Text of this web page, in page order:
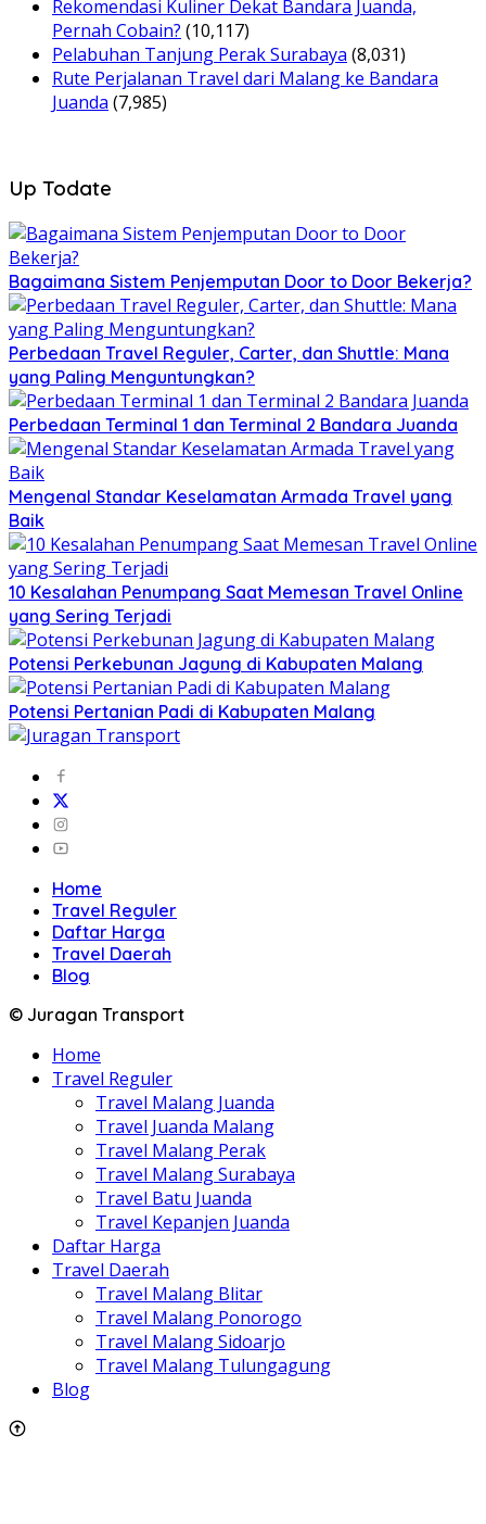
Rekomendasi Kuliner Dekat Bandara Juanda,
Pernah Cobain? (10,117)
Pelabuhan Tanjung Perak Surabaya (8,031)
Rute Perjalanan Travel dari Malang ke Bandara
Juanda (7,985)
Up Todate
Bagaimana Sistem Penjemputan Door to Door Bekerja?
Perbedaan Travel Reguler, Carter, dan Shuttle: Mana
yang Paling Menguntungkan?
Perbedaan Terminal 1 dan Terminal 2 Bandara Juanda
Mengenal Standar Keselamatan Armada Travel yang
Baik
10 Kesalahan Penumpang Saat Memesan Travel Online
yang Sering Terjadi
Potensi Perkebunan Jagung di Kabupaten Malang
Potensi Pertanian Padi di Kabupaten Malang
Home
Travel Reguler
Daftar Harga
Travel Daerah
Blog
© Juragan Transport
Home
Travel Reguler
Travel Malang Juanda
Travel Juanda Malang
Travel Malang Perak
Travel Malang Surabaya
Travel Batu Juanda
Travel Kepanjen Juanda
Daftar Harga
Travel Daerah
Travel Malang Blitar
Travel Malang Ponorogo
Travel Malang Sidoarjo
Travel Malang Tulungagung
Blog